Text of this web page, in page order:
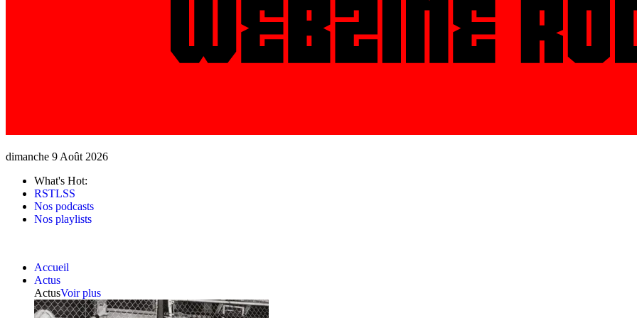
dimanche 9 Août 2026
What's Hot:
RSTLSS
Nos podcasts
Nos playlists
Accueil
Actus
ActusVoir plus